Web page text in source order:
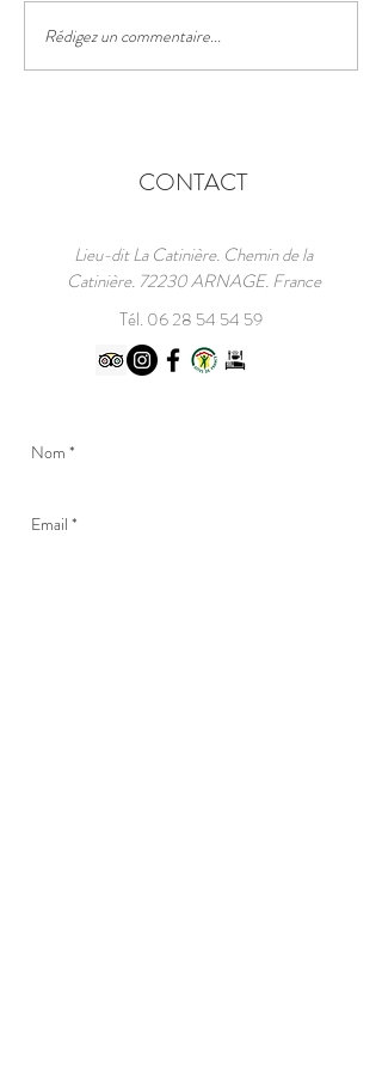
PRENEZ LE DÉPART DU
PLUS GRAND
MONDE 1923-2026
Rédigez un commentaire...
CONTACT
Lieu-dit La Catinière. Chemin de la
Catinière. 72230 ARNAGE. France
Tél. 06 28 54 54 59